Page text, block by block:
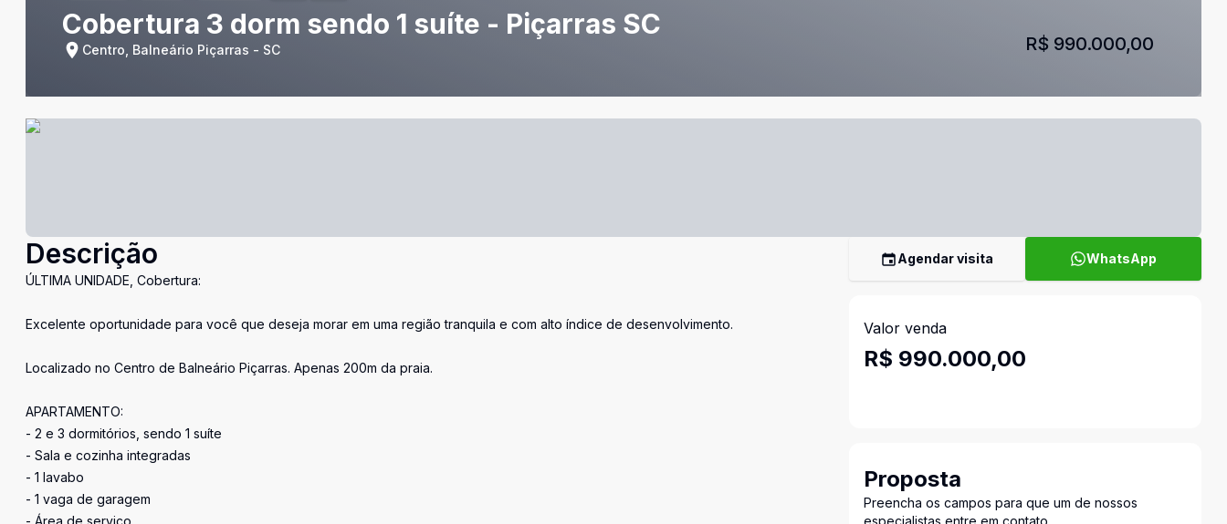
Cobertura 3 dorm sendo 1 suíte - Piçarras SC
Centro, Balneário Piçarras - SC R$ 990.000,00
Descrição
ÚLTIMA UNIDADE, Cobertura:
Excelente oportunidade para você que deseja morar em uma região tranquila e com alto índice de desenvolvimento.
Localizado no Centro de Balneário Piçarras. Apenas 200m da praia.
APARTAMENTO:
- 2 e 3 dormitórios, sendo 1 suíte
- Sala e cozinha integradas
- 1 lavabo
- 1 vaga de garagem
- Área de serviço
Agendar visita WhatsApp
Valor venda
R$ 990.000,00
Proposta
Preencha os campos para que um de nossos
especialistas entre em contato